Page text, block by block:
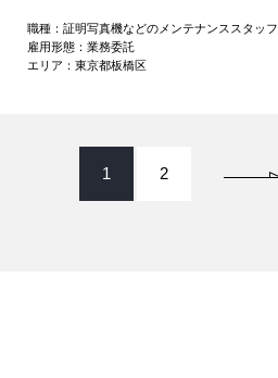
職種：証明写真機などのメンテナンススタッフ
雇用形態：業務委託
エリア：東京都板橋区
1 2